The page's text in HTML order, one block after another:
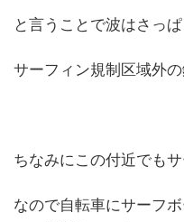
と言うことで波はさっ
サーフィン規制区域外
ちなみにこの付近でも
なので自転車にサーフ